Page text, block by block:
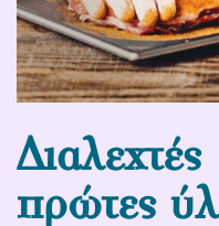
Διαλεχτές
πρώτες